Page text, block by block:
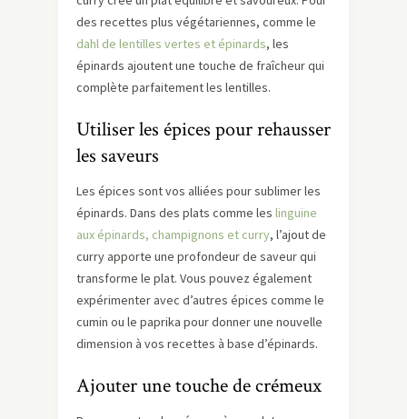
des recettes plus végétariennes, comme le
dahl de lentilles vertes et épinards, les
épinards ajoutent une touche de fraîcheur qui
complète parfaitement les lentilles.
Utiliser les épices pour rehausser
les saveurs
Les épices sont vos alliées pour sublimer les
épinards. Dans des plats comme les linguine
aux épinards, champignons et curry, l’ajout de
curry apporte une profondeur de saveur qui
transforme le plat. Vous pouvez également
expérimenter avec d’autres épices comme le
cumin ou le paprika pour donner une nouvelle
dimension à vos recettes à base d’épinards.
Ajouter une touche de crémeux